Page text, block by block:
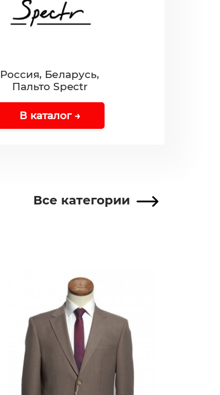
Россия, Беларусь,
Пальто Spectr
В каталог →
Все категории